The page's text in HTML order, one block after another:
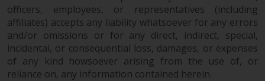
Ihre Informationen auf diese
Weise verwendet werden, sollten
Sie Redwheel per E-Mail oder
schriftlich darüber informieren.
Sie haben Anspruch auf eine
officers, employees, or representatives (including
affiliates) accepts any liability whatsoever for any errors
and/or omissions or for any direct, indirect, special,
incidental, or consequential loss, damages, or expenses
of any kind howsoever arising from the use of, or
reliance on, any information contained herein.